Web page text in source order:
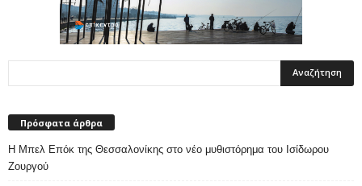
Πρόσφατα άρθρα
Η Μπελ Επόκ της Θεσσαλονίκης στο νέο μυθιστόρημα του Ισίδωρου
Ζουργού